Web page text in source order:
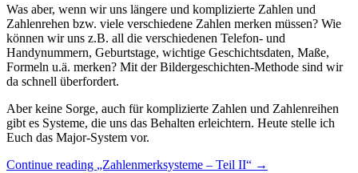
Was aber, wenn wir uns längere und komplizierte Zahlen und
Zahlenrehen bzw. viele verschiedene Zahlen merken müssen? Wie
können wir uns z.B. all die verschiedenen Telefon- und
Handynummern, Geburtstage, wichtige Geschichtsdaten, Maße,
Formeln u.ä. merken? Mit der Bildergeschichten-Methode sind wir
da schnell überfordert.
Aber keine Sorge, auch für komplizierte Zahlen und Zahlenreihen
gibt es Systeme, die uns das Behalten erleichtern. Heute stelle ich
Euch das Major-System vor.
Continue reading „Zahlenmerksysteme – Teil II“ →